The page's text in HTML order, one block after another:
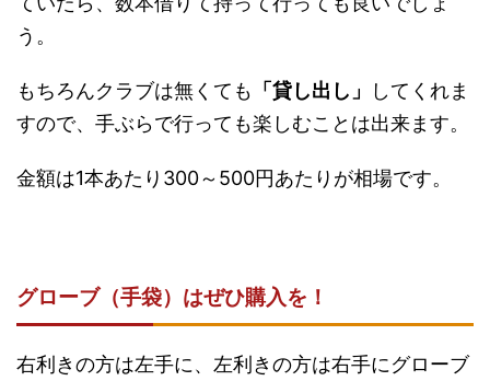
う。
もちろんクラブは無くても 「貸し出し」
してくれま
すので、手ぶらで行っても楽しむことは出来ます。
金額は1本あたり300～500円あたりが相場です。
グローブ（手袋）はぜひ購入を！
右利きの方は左手に、左利きの方は右手にグローブ